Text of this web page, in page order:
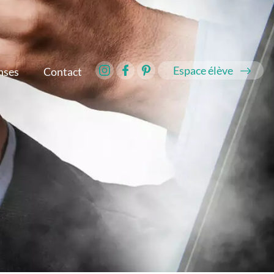
Contact Espace élève